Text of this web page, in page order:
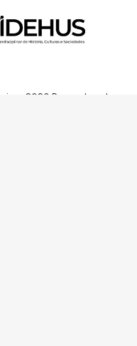
2020 Research and